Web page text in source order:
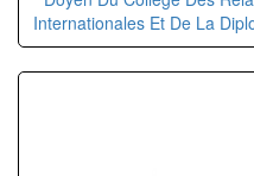
Internationales Et De La